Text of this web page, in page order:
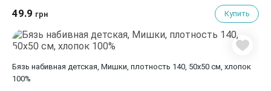
49.9 грн Купить
Бязь набивная детская, Мишки, плотность 140, 50х50 см, хлопок
100%